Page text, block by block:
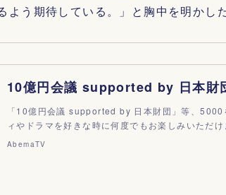
よう期待している。」と胸中を明かした
「10億円会議 supported by 日本財団」等、5000
ィやドラマを好きな時に何度でもお楽しみいただけ
AbemaTV